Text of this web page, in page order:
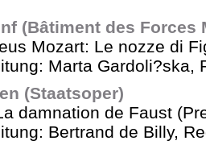
(Bâtiment des Forces
Mozart: Le nozze di
Marta Gardoli?ska,
(Staatsoper)
damnation de Faust
Bertrand de Billy,